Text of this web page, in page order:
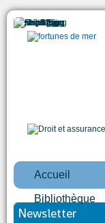
Accueil
Bibliothèque
Newsletter